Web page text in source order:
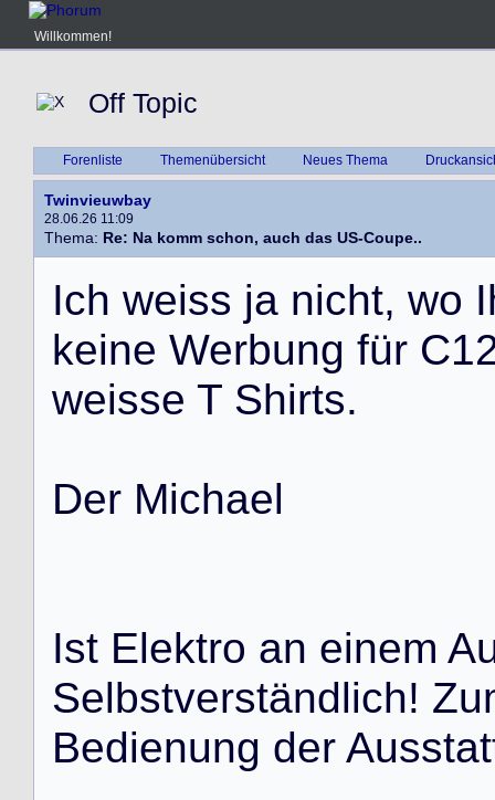
Willkommen!
Off Topic
Forenliste Themenübersicht Neues Thema
Twinvieuwbay
28.06.26 11:09
Thema: Re: Na komm schon, auch das US-Coupe..
Ich weiss ja nicht, wo I
keine Werbung für C1
weisse T Shirts.
Der Michael
Ist Elektro an einem A
Selbstverständlich! Zu
Bedienung der Ausstat